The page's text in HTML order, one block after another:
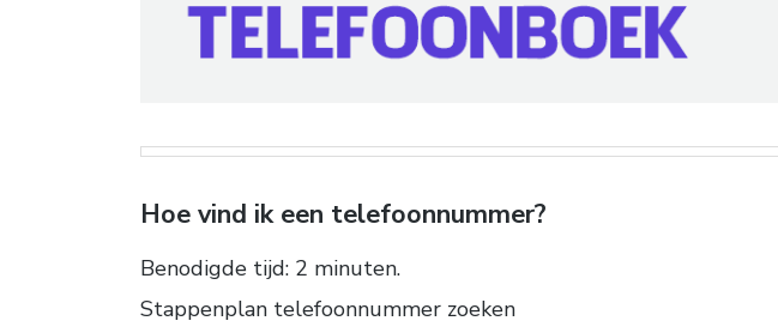
Hoe vind ik een telefoonnummer?
Benodigde tijd: 2 minuten.
Stappenplan telefoonnummer zoeken